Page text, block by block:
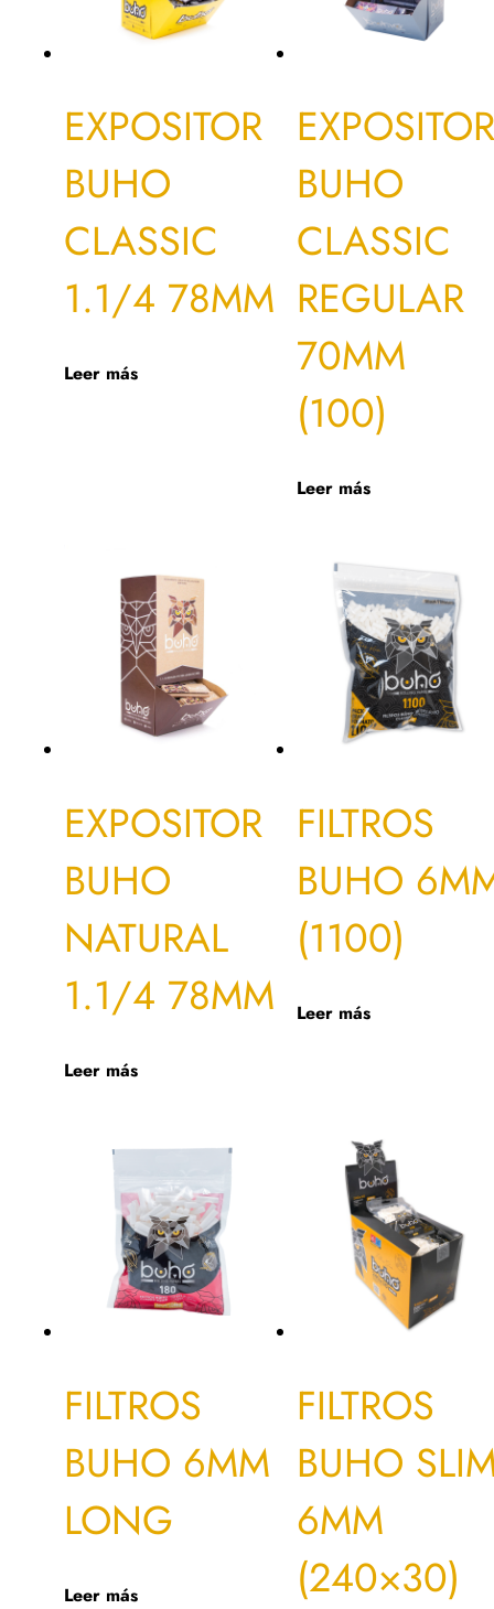
EXPOSITOR
BUHO
CLASSIC
1.1/4 78MM
Leer más
EXPOSITOR
BUHO
CLASSIC
REGULAR
70MM
(100)
Leer más
EXPOSITOR
BUHO
NATURAL
1.1/4 78MM
Leer más
FILTROS
BUHO
(1100)
Leer más
FILTROS
BUHO 6MM
LONG
Leer más
FILTROS
BUHO
6MM
(240×30)